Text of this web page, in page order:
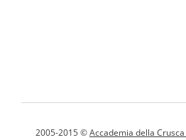
2005-2015 ©Accademia della Crusca